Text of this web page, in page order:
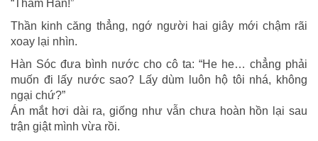
“Thẩm Hàn!”
Thần kinh căng thẳng, ngớ người hai giây mới chậm rãi
xoay lại nhìn.
Hàn Sóc đưa bình nước cho cô ta: “He he… chẳng phải
muốn đi lấy nước sao? Lấy dùm luôn hộ tôi nhá, không
ngại chứ?”
Án mắt hơi dài ra, giống như vẫn chưa hoàn hồn lại sau
trận giật mình vừa rồi.